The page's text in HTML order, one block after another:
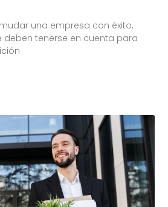
una empresa con éxito,
deben tenerse en cuenta para